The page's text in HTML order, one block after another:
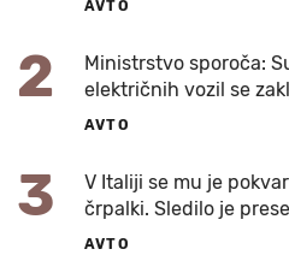
AVTO
2
Ministrstvo sporoča:
električnih vozil se
AVTO
3
V Italiji se mu je
črpalki. Sledilo je
AVTO